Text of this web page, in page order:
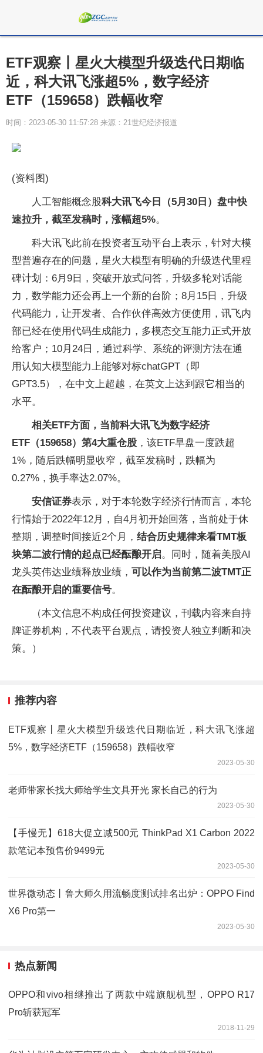
ETF观察丨星火大模型升级迭代日期临
近，科大讯飞涨超5%，数字经济
ETF（159658）跌幅收窄
时间：2023-05-30 11:57:28 来源：21世纪经济报道
(资料图)
人工智能概念股科大讯飞今日（5月30日）盘中快
速拉升，截至发稿时，涨幅超5%。
科大讯飞此前在投资者互动平台上表示，针对大模
型普遍存在的问题，星火大模型有明确的升级迭代里程
碑计划：6月9日，突破开放式问答，升级多轮对话能
力，数学能力还会再上一个新的台阶；8月15日，升级
代码能力，让开发者、合作伙伴高效方便使用，讯飞内
部已经在使用代码生成能力，多模态交互能力正式开放
给客户；10月24日，通过科学、系统的评测方法在通
用认知大模型能力上能够对标chatGPT（即
GPT3.5），在中文上超越，在英文上达到跟它相当的
水平。
相关ETF方面，当前科大讯飞为数字经济
ETF（159658）第4大重仓股 ，该ETF早盘一度跌超
1%，随后跌幅明显收窄，截至发稿时，跌幅为
0.27%，换手率达2.07%。
安信证券表示，对于本轮数字经济行情而言，本轮
行情始于2022年12月，自4月初开始回落，当前处于休
整期，调整时间接近2个月， 结合历史规律来看TMT板
块第二波行情的起点已经酝酿开启。同时，随着美股AI
龙头英伟达业绩释放业绩， 可以作为当前第二波TMT正
在酝酿开启的重要信号。
（本文信息不构成任何投资建议，刊载内容来自持
牌证券机构，不代表平台观点，请投资人独立判断和决
策。）
推荐内容
ETF观察丨星火大模型升级迭代日期临近，科大讯飞涨超
5%，数字经济ETF（159658）跌幅收窄
2023-05-30
老师带家长找大师给学生文具开光 家长自己的行为
2023-05-30
【手慢无】618大促立减500元 ThinkPad X1 Carbon 2022
款笔记本预售价9499元
2023-05-30
世界微动态丨鲁大师久用流畅度测试排名出炉：OPPO Find
X6 Pro第一
2023-05-30
热点新闻
OPPO和vivo相继推出了两款中端旗舰机型，OPPO R17
Pro斩获冠军
2018-11-29